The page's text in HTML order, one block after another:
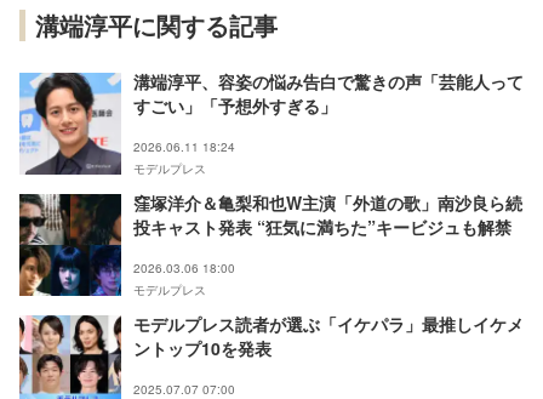
溝端淳平に関する記事
溝端淳平、容姿の悩み告白で驚きの声「芸能人って
すごい」「予想外すぎる」
2026.06.11 18:24
モデルプレス
窪塚洋介＆亀梨和也W主演「外道の歌」南沙良ら続
投キャスト発表 “狂気に満ちた”キービジュも解禁
2026.03.06 18:00
モデルプレス
モデルプレス読者が選ぶ「イケパラ」最推しイケメ
ントップ10を発表
2025.07.07 07:00